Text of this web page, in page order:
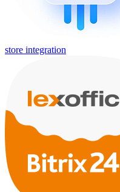
store integration